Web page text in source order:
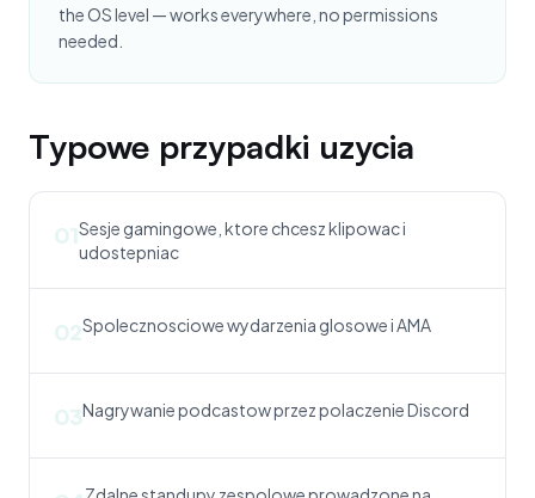
the OS level — works everywhere, no permissions
needed.
Typowe przypadki uzycia
01Sesje gamingowe, ktore chcesz klipowac i
udostepniac
02Spolecznosciowe wydarzenia glosowe i AMA
03Nagrywanie podcastow przez polaczenie Discord